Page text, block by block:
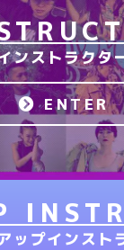
ンストラクタ
ENTER
ップインスト